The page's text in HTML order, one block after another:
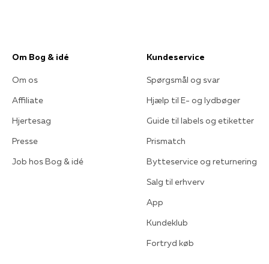
Om Bog & idé
Om os
Affiliate
Hjertesag
Presse
Job hos Bog & idé
Kundeservice
Spørgsmål og svar
Hjælp til E- og lydbøger
Guide til labels og etiketter
Prismatch
Bytteservice og returnering
Salg til erhverv
App
Kundeklub
Fortryd køb